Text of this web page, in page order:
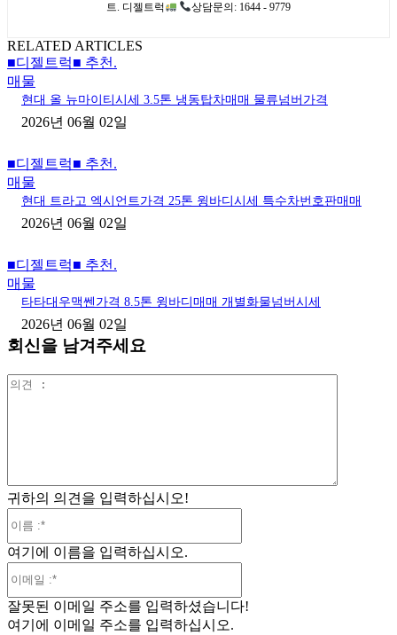
트. 디젤트럭
상담문의: 1644 - 9779
RELATED ARTICLES
■디젤트럭■ 추천.
매물
현대 올 뉴마이티시세 3.5톤 냉동탑차매매 물류넘버가격
2026년 06월 02일
■디젤트럭■ 추천.
매물
현대 트라고 엑시언트가격 25톤 윙바디시세 특수차번호판매매
2026년 06월 02일
■디젤트럭■ 추천.
매물
타타대우맥쎈가격 8.5톤 윙바디매매 개별화물넘버시세
2026년 06월 02일
회신을 남겨주세요
귀하의 의견을 입력하십시오!
여기에 이름을 입력하십시오.
일
잘못된 이메일 주소를 입력하셨습니다!
여기에 이메일 주소를 입력하십시오.